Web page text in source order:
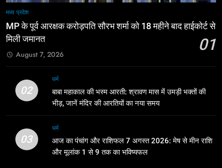
मध्य प्रदेश
MP के पूर्व आरक्षक करोड़पति सौरभ शर्मा को 18 महीने बाद हाईकोर्ट से
मिली जमानत
01
August 7, 2026
02
धर्म
बाबा महाकाल की भस्म आरती: श्रावण मास में उमड़ी भक्तों की
भीड़, जानें मंदिर की आरतियों का नया समय
03
धर्म
आज का पंचांग और राशिफल 7 अगस्त 2026: मेष से मीन राशि
और मूलांक 1 से 9 तक का भविष्यफल